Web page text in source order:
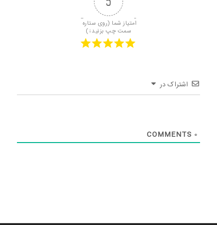
امتیاز شما (روی ستاره
سمت چپ بزنید↓)
اشتراک در
0